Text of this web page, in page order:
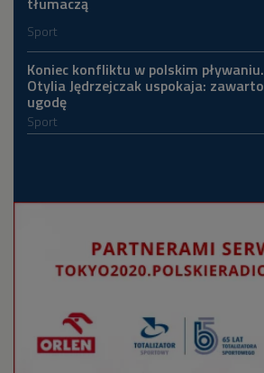
Sport
Koniec konfliktu w polskim pływaniu.
Otylia Jędrzejczak uspokaja: zawarto
ugodę
Sport